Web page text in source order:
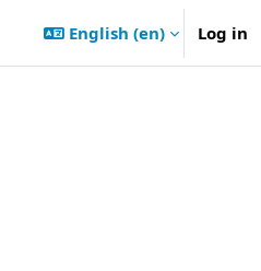
English ‎(en)‎ Log in